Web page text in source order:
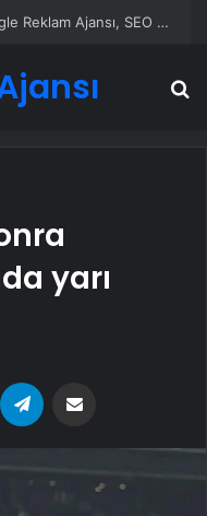
Serjoy : Dijital Medya Ajansı, Google Reklam Ajansı, SEO Ajansı ve Web Tasarım Ajansı
yarı
WhatsApp